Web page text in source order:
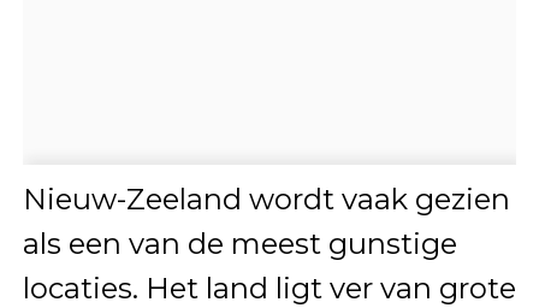
Nieuw-Zeeland wordt vaak gezien
als een van de meest gunstige
locaties. Het land ligt ver van grote